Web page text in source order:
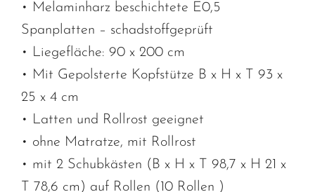
• Melaminharz beschichtete E0,5
Spanplatten – schadstoffgeprüft
• Liegefläche: 90 x 200 cm
• Mit Gepolsterte Kopfstütze B x H x T 93 x
25 x 4 cm
• Latten und Rollrost geeignet
• ohne Matratze, mit Rollrost
• mit 2 Schubkästen (B x H x T 98,7 x H 21 x
T 78,6 cm) auf Rollen (10 Rollen )